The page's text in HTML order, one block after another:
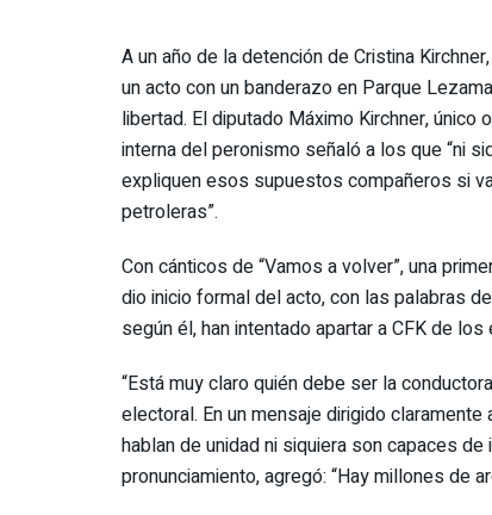
A un año de la detención de Cristina
un acto con un banderazo en Parque
libertad. El diputado Máximo Kirchner,
interna del peronismo señaló a los que “ni
expliquen esos supuestos compañeros si
petroleras”.
Con cánticos de “Vamos a volver”, una
dio inicio formal del acto, con las palabras
según él, han intentado apartar a CFK de
“Está muy claro quién debe ser la
electoral. En un mensaje dirigido
hablan de unidad ni siquiera son capaces
pronunciamiento, agregó: “Hay millones de